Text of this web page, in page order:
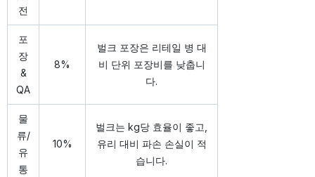
전
포
장
&
QA
8%
벌크 포장은 리테일 병 대
비 단위 포장비를 낮춥니
다.
물
류/
유
통
10%
벌크는 kg당 효율이 좋고,
유리 대비 파손 손실이 적
습니다.